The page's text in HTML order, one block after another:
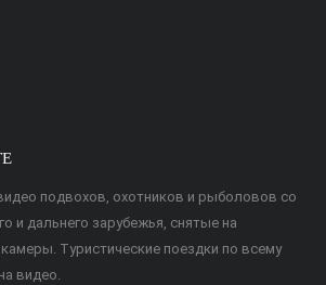
подвохов, охотников и рыболовов со
и дальнего зарубежья, снятые на
Туристические поездки по всему
видео.